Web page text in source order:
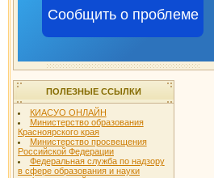
Сообщить о проблеме
ПОЛЕЗНЫЕ ССЫЛКИ
КИАСУО ОНЛАЙН
Министерство образования
Красноярского края
Министерство просвещения
Российской Федерации
Федеральная служба по надзору
в сфере образования и науки